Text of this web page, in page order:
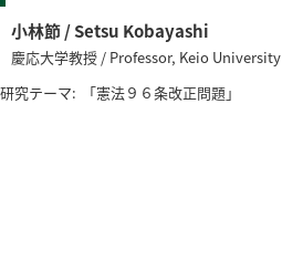
小林節 / Setsu Kobayashi
慶応大学教授 / Professor, Keio University
研究テーマ:
「憲法９６条改正問題」